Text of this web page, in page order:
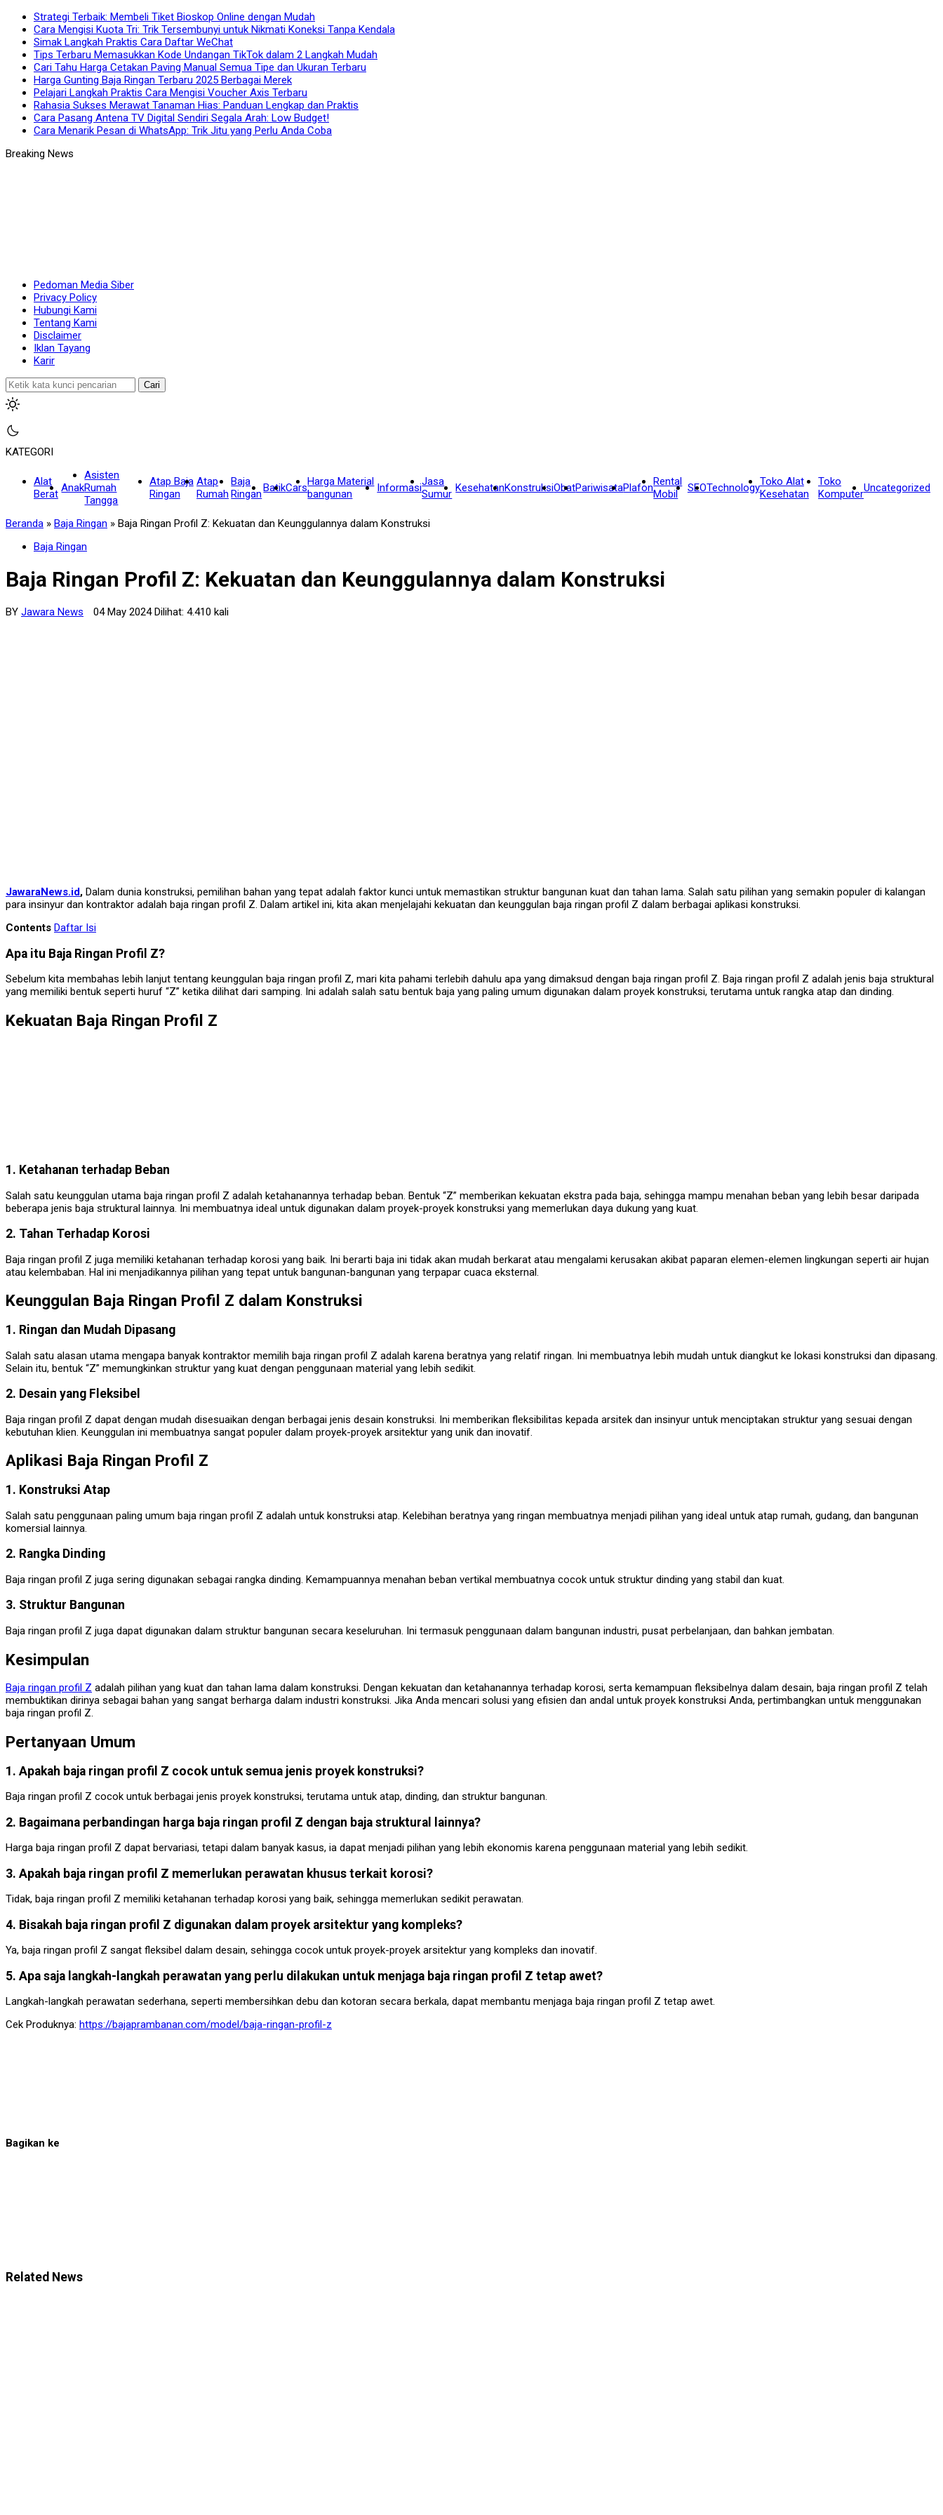
Strategi Terbaik: Membeli Tiket Bioskop Online dengan Mudah
Cara Mengisi Kuota Tri: Trik Tersembunyi untuk Nikmati Koneksi Tanpa Kendala
Simak Langkah Praktis Cara Daftar WeChat
Tips Terbaru Memasukkan Kode Undangan TikTok dalam 2 Langkah Mudah
Cari Tahu Harga Cetakan Paving Manual Semua Tipe dan Ukuran Terbaru
Harga Gunting Baja Ringan Terbaru 2025 Berbagai Merek
Pelajari Langkah Praktis Cara Mengisi Voucher Axis Terbaru
Rahasia Sukses Merawat Tanaman Hias: Panduan Lengkap dan Praktis
Cara Pasang Antena TV Digital Sendiri Segala Arah: Low Budget!
Cara Menarik Pesan di WhatsApp: Trik Jitu yang Perlu Anda Coba
Pedoman Media Siber
Privacy Policy
Hubungi Kami
Tentang Kami
Disclaimer
Iklan Tayang
Karir
Cari
KATEGORI
Alat
Berat Anak
Asisten
Rumah
Tangga
Atap Baja
Ringan
Atap
Rumah
Baja
RinganBatikCarsHarga Material
bangunan
InformasiJasa
Sumur KesehatanKonstruksiObatPariwisataPlafonRental
Mobil
SEOTechnologyToko Alat
Kesehatan
Toko
KomputerUncategorized
Beranda » Baja Ringan » Baja Ringan Profil Z: Kekuatan dan Keunggulannya dalam Konstruksi
Baja Ringan
Baja Ringan Profil Z: Kekuatan dan Keunggulannya dalam Konstruksi
BY Jawara News 04 May 2024 Dilihat: 4.410 kali
JawaraNews.id, Dalam dunia konstruksi, pemilihan bahan yang tepat adalah faktor kunci untuk memastikan struktur bangunan kuat dan tahan lama. Salah satu pilihan yang semakin populer di kalangan
para insinyur dan kontraktor adalah baja ringan profil Z. Dalam artikel ini, kita akan menjelajahi kekuatan dan keunggulan baja ringan profil Z dalam berbagai aplikasi konstruksi.
Contents Daftar Isi
Apa itu Baja Ringan Profil Z?
Sebelum kita membahas lebih lanjut tentang keunggulan baja ringan profil Z, mari kita pahami terlebih dahulu apa yang dimaksud dengan baja ringan profil Z. Baja ringan profil Z adalah jenis baja struktural
yang memiliki bentuk seperti huruf “Z” ketika dilihat dari samping. Ini adalah salah satu bentuk baja yang paling umum digunakan dalam proyek konstruksi, terutama untuk rangka atap dan dinding.
Kekuatan Baja Ringan Profil Z
1. Ketahanan terhadap Beban
Salah satu keunggulan utama baja ringan profil Z adalah ketahanannya terhadap beban. Bentuk “Z” memberikan kekuatan ekstra pada baja, sehingga mampu menahan beban yang lebih besar daripada
beberapa jenis baja struktural lainnya. Ini membuatnya ideal untuk digunakan dalam proyek-proyek konstruksi yang memerlukan daya dukung yang kuat.
2. Tahan Terhadap Korosi
Baja ringan profil Z juga memiliki ketahanan terhadap korosi yang baik. Ini berarti baja ini tidak akan mudah berkarat atau mengalami kerusakan akibat paparan elemen-elemen lingkungan seperti air hujan
atau kelembaban. Hal ini menjadikannya pilihan yang tepat untuk bangunan-bangunan yang terpapar cuaca eksternal.
Keunggulan Baja Ringan Profil Z dalam Konstruksi
1. Ringan dan Mudah Dipasang
Salah satu alasan utama mengapa banyak kontraktor memilih baja ringan profil Z adalah karena beratnya yang relatif ringan. Ini membuatnya lebih mudah untuk diangkut ke lokasi konstruksi dan dipasang.
Selain itu, bentuk “Z” memungkinkan struktur yang kuat dengan penggunaan material yang lebih sedikit.
2. Desain yang Fleksibel
Baja ringan profil Z dapat dengan mudah disesuaikan dengan berbagai jenis desain konstruksi. Ini memberikan fleksibilitas kepada arsitek dan insinyur untuk menciptakan struktur yang sesuai dengan
kebutuhan klien. Keunggulan ini membuatnya sangat populer dalam proyek-proyek arsitektur yang unik dan inovatif.
Aplikasi Baja Ringan Profil Z
1. Konstruksi Atap
Salah satu penggunaan paling umum baja ringan profil Z adalah untuk konstruksi atap. Kelebihan beratnya yang ringan membuatnya menjadi pilihan yang ideal untuk atap rumah, gudang, dan bangunan
komersial lainnya.
2. Rangka Dinding
Baja ringan profil Z juga sering digunakan sebagai rangka dinding. Kemampuannya menahan beban vertikal membuatnya cocok untuk struktur dinding yang stabil dan kuat.
3. Struktur Bangunan
Baja ringan profil Z juga dapat digunakan dalam struktur bangunan secara keseluruhan. Ini termasuk penggunaan dalam bangunan industri, pusat perbelanjaan, dan bahkan jembatan.
Kesimpulan
Baja ringan profil Z adalah pilihan yang kuat dan tahan lama dalam konstruksi. Dengan kekuatan dan ketahanannya terhadap korosi, serta kemampuan fleksibelnya dalam desain, baja ringan profil Z telah
membuktikan dirinya sebagai bahan yang sangat berharga dalam industri konstruksi. Jika Anda mencari solusi yang efisien dan andal untuk proyek konstruksi Anda, pertimbangkan untuk menggunakan
baja ringan profil Z.
Pertanyaan Umum
1. Apakah baja ringan profil Z cocok untuk semua jenis proyek konstruksi?
Baja ringan profil Z cocok untuk berbagai jenis proyek konstruksi, terutama untuk atap, dinding, dan struktur bangunan.
2. Bagaimana perbandingan harga baja ringan profil Z dengan baja struktural lainnya?
Harga baja ringan profil Z dapat bervariasi, tetapi dalam banyak kasus, ia dapat menjadi pilihan yang lebih ekonomis karena penggunaan material yang lebih sedikit.
3. Apakah baja ringan profil Z memerlukan perawatan khusus terkait korosi?
Tidak, baja ringan profil Z memiliki ketahanan terhadap korosi yang baik, sehingga memerlukan sedikit perawatan.
4. Bisakah baja ringan profil Z digunakan dalam proyek arsitektur yang kompleks?
Ya, baja ringan profil Z sangat fleksibel dalam desain, sehingga cocok untuk proyek-proyek arsitektur yang kompleks dan inovatif.
5. Apa saja langkah-langkah perawatan yang perlu dilakukan untuk menjaga baja ringan profil Z tetap awet?
Langkah-langkah perawatan sederhana, seperti membersihkan debu dan kotoran secara berkala, dapat membantu menjaga baja ringan profil Z tetap awet.
Cek Produknya: https://bajaprambanan.com/model/baja-ringan-profil-z
Bagikan ke
Related News